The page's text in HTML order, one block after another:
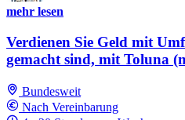
mehr lesen
Verdienen Sie Geld mit
gemacht sind, mit Toluna
Bundesweit
Nach Vereinbarung